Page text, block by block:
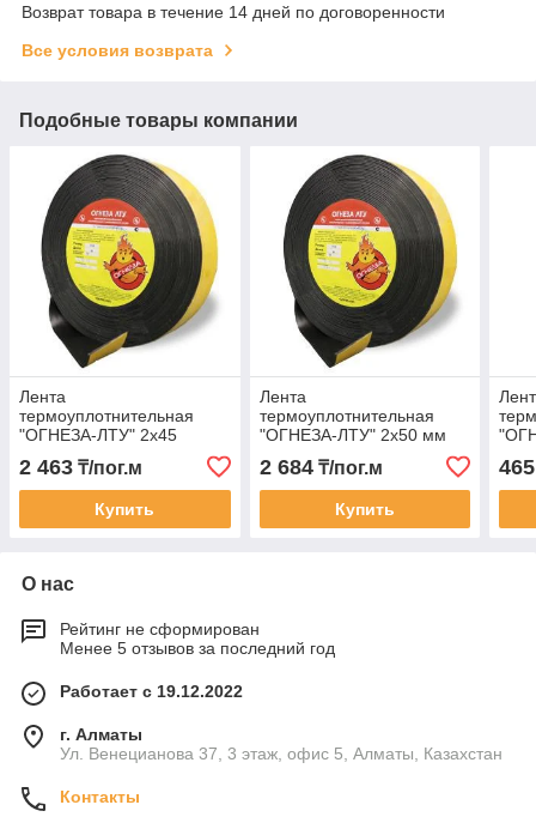
Возврат товара в течение 14 дней по договоренности
Все условия возврата
Подобные товары компании
Лента
термоуплотнительная
"ОГНЕЗА-ЛТУ" 2х45
2 463 ₸/пог.м
Купить
Лента
термоуплотнительная
"ОГНЕЗА-ЛТУ" 2х50 мм
2 684₸/пог.м
Купить
465
О нас
Рейтинг не сформирован
Менее 5 отзывов за последний год
Работает с 19.12.2022
г. Алматы
Ул. Венецианова 37, 3 этаж, офис 5, Алматы, Казахстан
Контакты